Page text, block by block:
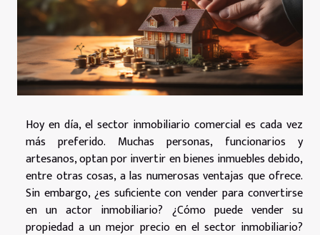
Hoy en día, el sector inmobiliario comercial es cada vez
más preferido. Muchas personas, funcionarios y
artesanos, optan por invertir en bienes inmuebles debido,
entre otras cosas, a las numerosas ventajas que ofrece.
Sin embargo, ¿es suficiente con vender para convertirse
en un actor inmobiliario? ¿Cómo puede vender su
propiedad a un mejor precio en el sector inmobiliario?